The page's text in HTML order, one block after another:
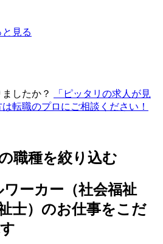
したか？
「ピッタリの求人が見
転職のプロにご相談ください！
職種を絞り込む
ーカー（社会福祉
士）のお仕事をこだ